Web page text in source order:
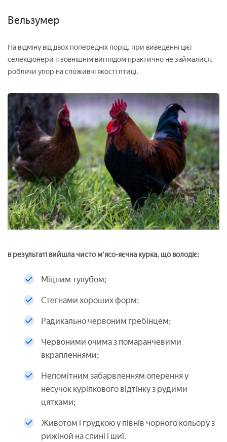
Вельзумер
На відміну від двох попередніх порід, при виведенні цієї
селекціонери її зовнішнім виглядом практично не займалися,
роблячи упор на споживчі якості птиці.
в результаті вийшла чисто м'ясо-яєчна курка, що володіє:
Міцним тулубом;
Стегнами хороших форм;
Радикально червоним гребінцем;
Червоними очима з помаранчевими
вкрапленнями;
Непомітним забарвленням оперення у
несучок куріпкового відтінку з рудими
цятками;
Животом і грудкою у півнів чорного кольору з
рижіной на спині і шиї.